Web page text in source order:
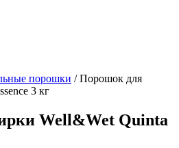
порошки /Порошок для
3 кг
Well&Wet Quinta